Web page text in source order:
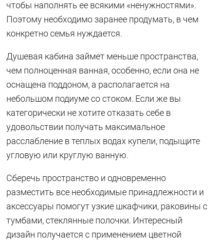
чтобы наполнять ее всякими «ненужностями».
Поэтому необходимо заранее продумать, в чем
конкретно семья нуждается.
Душевая кабина займет меньше пространства,
чем полноценная ванная, особенно, если она не
оснащена поддоном, а располагается на
небольшом подиуме со стоком. Если же вы
категорически не хотите отказать себе в
удовольствии получать максимальное
расслабление в теплых водах купели, подыщите
угловую или круглую ванную.
Сберечь пространство и одновременно
разместить все необходимые принадлежности и
аксессуары помогут узкие шкафчики, раковины с
тумбами, стеклянные полочки. Интересный
дизайн получается с применением цветной